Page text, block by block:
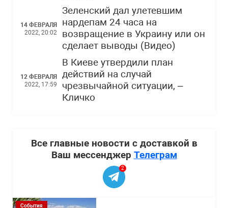
14 ФЕВРАЛЯ
2022, 20:02
Зеленский дал улетевшим
нардепам 24 часа на
возвращение в Украину или он
сделает выводы (Видео)
12 ФЕВРАЛЯ
2022, 17:59
В Киеве утвердили план
действий на случай
чрезвычайной ситуации, –
Кличко
Все главные новости с доставкой в
Ваш мессенджер Телеграм
2
События